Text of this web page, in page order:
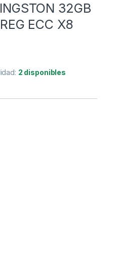
32GB
ECC X8
2 disponibles
DDR4 3200MT S REG ECC